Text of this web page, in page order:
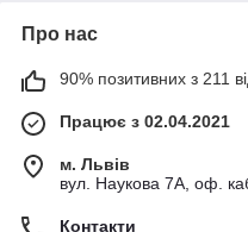
Про нас
90% позитивних з 211
Працює з 02.04.2021
м. Львів
вул. Наукова 7А, оф.
Контакти